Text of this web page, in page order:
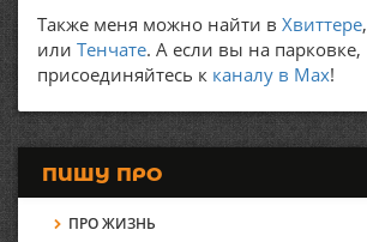
Также меня можно найти в Хвиттере,
или Тенчате. А если вы на парковке,
присоединяйтесь к каналу в Max!
ПИШУ ПРО
ПРО ЖИЗНЬ